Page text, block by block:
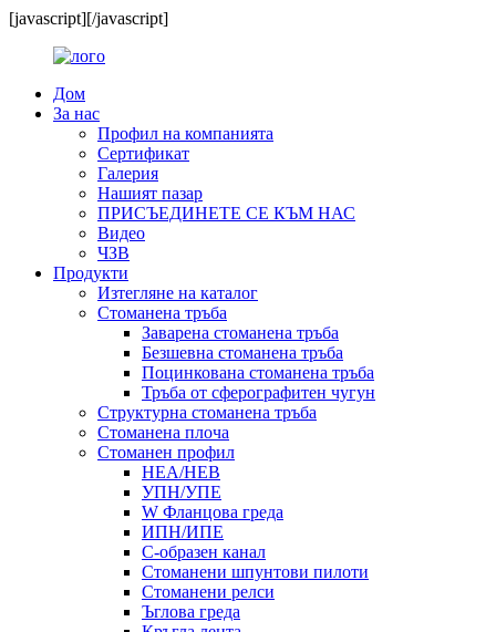
[javascript][/javascript]
Дом
За нас
Профил на компанията
Сертификат
Галерия
Нашият пазар
ПРИСЪЕДИНЕТЕ СЕ КЪМ НАС
Видео
ЧЗВ
Продукти
Изтегляне на каталог
Стоманена тръба
Заварена стоманена тръба
Безшевна стоманена тръба
Поцинкована стоманена тръба
Тръба от сферографитен чугун
Структурна стоманена тръба
Стоманена плоча
Стоманен профил
HEA/HEB
УПН/УПЕ
W Фланцова греда
ИПН/ИПЕ
C-образен канал
Стоманени шпунтови пилоти
Стоманени релси
Ъглова греда